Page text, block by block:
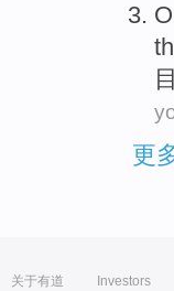
更
关于有道 Investors